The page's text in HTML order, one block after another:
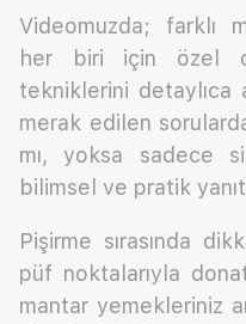
Videomuzda; farklı
her biri için özel
tekniklerini detaylıca
merak edilen
mı, yoksa sadece
bilimsel ve pratik
Pişirme sırasında
püf noktalarıyla
mantar yemekleriniz